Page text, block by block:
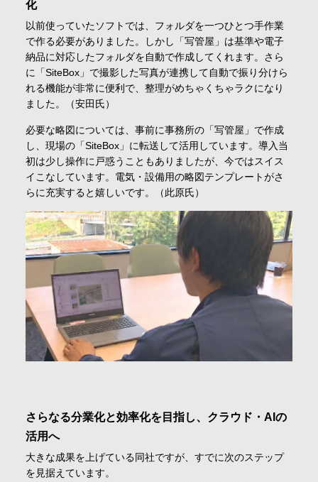
化
以前使っていたソフトでは、フォルダを一つひとつ手作業
で作る必要がありました。しかし「写管屋」は基準や電子
納品に対応したフォルダを自動で作成してくれます。さら
に「SiteBox」で撮影した写真が連携して自動で振り分けら
れる機能が非常に便利で、整理がめちゃくちゃラクになり
ました。（安田氏）
必要な略図については、事前に事務所の「写管屋」で作成
し、現場の「SiteBox」に転送して活用しています。導入当
初は少し操作に戸惑うこともありましたが、今ではスイス
イこなしています。電気・設備用の略図テンプレートがさ
らに充実すると嬉しいです。（此原氏）
さらなる分業化と効率化を目指し、クラウド・AIの
活用へ
大きな成果を上げている同社ですが、すでに次のステップ
を見据えています。